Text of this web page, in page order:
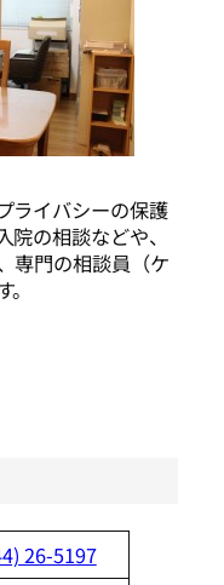
ライバシーの保護
の相談などや、
専門の相談員（ケ
26-5197